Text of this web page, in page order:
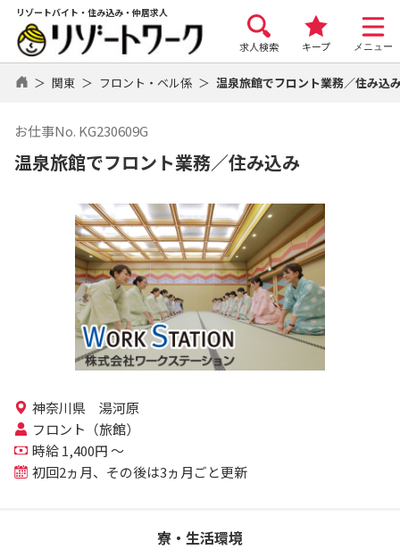
リゾートバイト・住み込み・仲居求人
求人検索 キープ メニュー
関東 フロント・ベル係 温泉旅館でフロント業務／住み込
お仕事No. KG230609G
温泉旅館でフロント業務／住み込み
神奈川県 湯河原
フロント（旅館）
時給 1,400円 ～
初回2ヵ月、その後は3ヵ月ごと更新
寮・生活環境